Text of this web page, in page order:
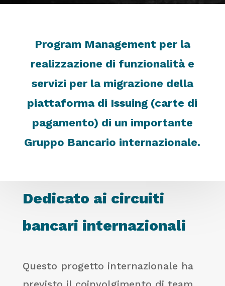
Program Management per la
realizzazione di funzionalità e
servizi per la migrazione della
piattaforma di Issuing (carte di
pagamento) di un importante
Gruppo Bancario internazionale.
Dedicato ai circuiti
bancari internazionali
Questo progetto internazionale ha